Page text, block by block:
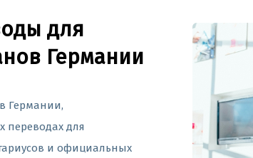
для
Германии
Германии,
переводах для
и официальных